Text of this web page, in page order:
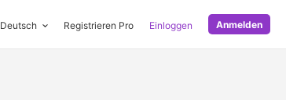
Deutsch Registrieren Pro Einloggen Anmelden